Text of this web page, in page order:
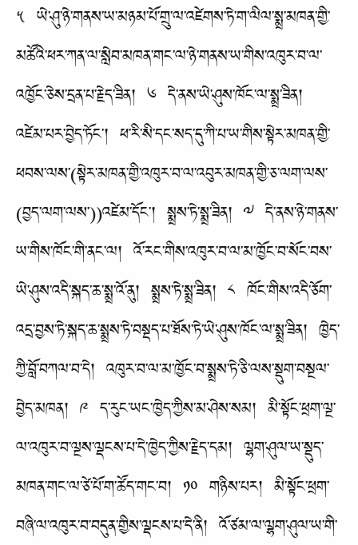
༥ ཡེ་ཤུ་ཉེ་གནས་ཡ་མཉམ་པོ་གྲུ་ལ་འཛེགས་ཏེ་ག་ལིལ་སྨྲ་མཁན་གྱི་
མཚོའི་ཕར་ཀན་ལ་སླེབ་མཁན་གང་ལ་ཉེ་གནས་ཡ་གིས་འཁུར་བ་ལ་
འཁྱོང་ཅེས་དྲན་པ་རྗེད་ཟིན། ༦ དེ་ནས་ཡེ་ཤུས་ཁོང་ལ་སྨྲ་ཟིན།
འཛེམ་པར་བྱེད་ཏོང་། ཕ་རི་སི་དང་སད་དུ་ཀི་པ་ཡ་གིས་སྟེར་མཁན་གྱི་
ཕབས་ལས་(སྟེར་མཁན་གྱི་འཁུར་བ་ལ་འབུར་མཁན་གྱི་ཅ་ལག་ལས་
(བྱད་ལག་ལས་))འཛེམ་དོང་། སྨྲས་ཏེ་སྨྲ་ཟིན། ༧ དེ་ནས་ཉེ་གནས་
ཡ་གིས་ཁོང་གི་ནང་ལ། འོ་རང་གིས་འཁུར་བ་ལ་མ་ཁྱོང་བ་སོང་བས་
ཡེ་ཤུས་འདི་སྐད་ཆ་སྨྲ་འོ་ནུ། སྨྲས་ཏེ་སྨྲ་ཟིན། ༨ ཁོང་གིས་འདི་ཅོག་
འདྲ་བྱས་ཏེ་སྐད་ཆ་སྨྲས་ཏེ་བསྡད་པ་ཐོས་ཏེ་ཡེ་ཤུས་ཁོང་ལ་སྨྲ་ཟིན། ཁྱེད་
ཀྱི་བློ་བཀལ་བ་དེ། འཁུར་བ་ལ་མ་ཁྱོང་བ་སྨྲས་ཏེ་ཅི་ལས་སྡུག་བསྔལ་
བྱེད་མཁན། ༩ ད་རུང་ཡང་ཁྱེད་ཀྱིས་མ་ཤེས་སམ། མི་སྟོང་ཕྲག་ལྔ་
ལ་འཁུར་བ་ལྔས་ལྡངས་པ་དེ་ཁྱེད་ཀྱིས་རྗེད་དམ། ལྷག་ཤུལ་ཡ་སྡུད་
མཁན་གང་ལ་ཙེ་པོ་ག་ཚོད་གང་བ། ༡༠ གཉིས་པར། མི་སྟོང་ཕྲག་
བཞི་ལ་འཁུར་བ་བདུན་གྱིས་ལྡངས་པ་དེ་ནི། འོ་ཙམ་ལ་ལྷག་ཤུལ་ཡ་གི་